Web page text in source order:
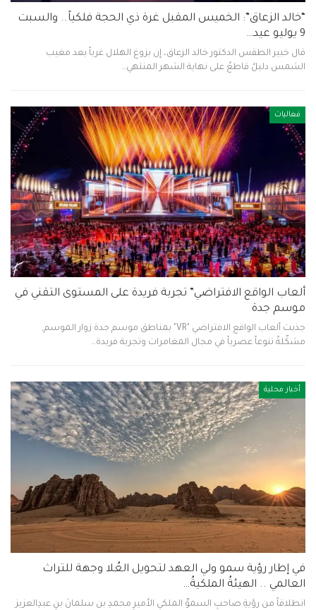
“خالد الزعاق”: الخميس المقبل غرة ذي الحجة فلكياً.. والسبت
9 يوليو عيد…
قال خبير الطقس الدكتور خالد الزعاق، إن بزوغ الهلال غرباً بعد مغيب
الشمس دليلٌ قاطعٌ على نهاية الشهر المنتهي…
فعاليات
ألعاب الواقع الافتراضي” تجربة فريدة على المستوى التقني في
موسم جدة
جذبت ألعاب الواقع الافتراضي "VR" بمناطق موسم جدة زوار الموسم,
مشكّلةً تنوعاً عصرياً في مجال المغامرات وتجربة فريدة…
أخبار محلية
في إطار رؤية سمو ولي العهد لتحويل العُلا وجهة للتراث
العالمي .. الهيئةُ الملكيةُ…
انطلاقاً من رؤيةِ صاحبِ السموِّ الملكي الأميرِ محمدِ بن سلمانَ بنِ عبدِالعزيز